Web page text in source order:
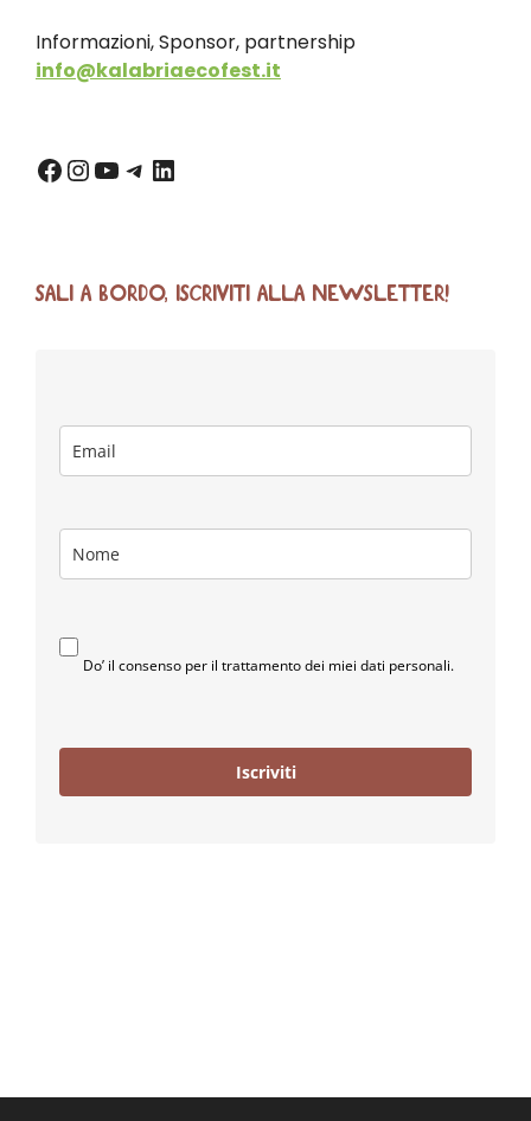
Informazioni, Sponsor, partnership
info@kalabriaecofest.it
SALI A BORDO, ISCRIVITI ALLA NEWSLETTER!
Do’ il consenso per il trattamento dei miei dati personali.
Iscriviti